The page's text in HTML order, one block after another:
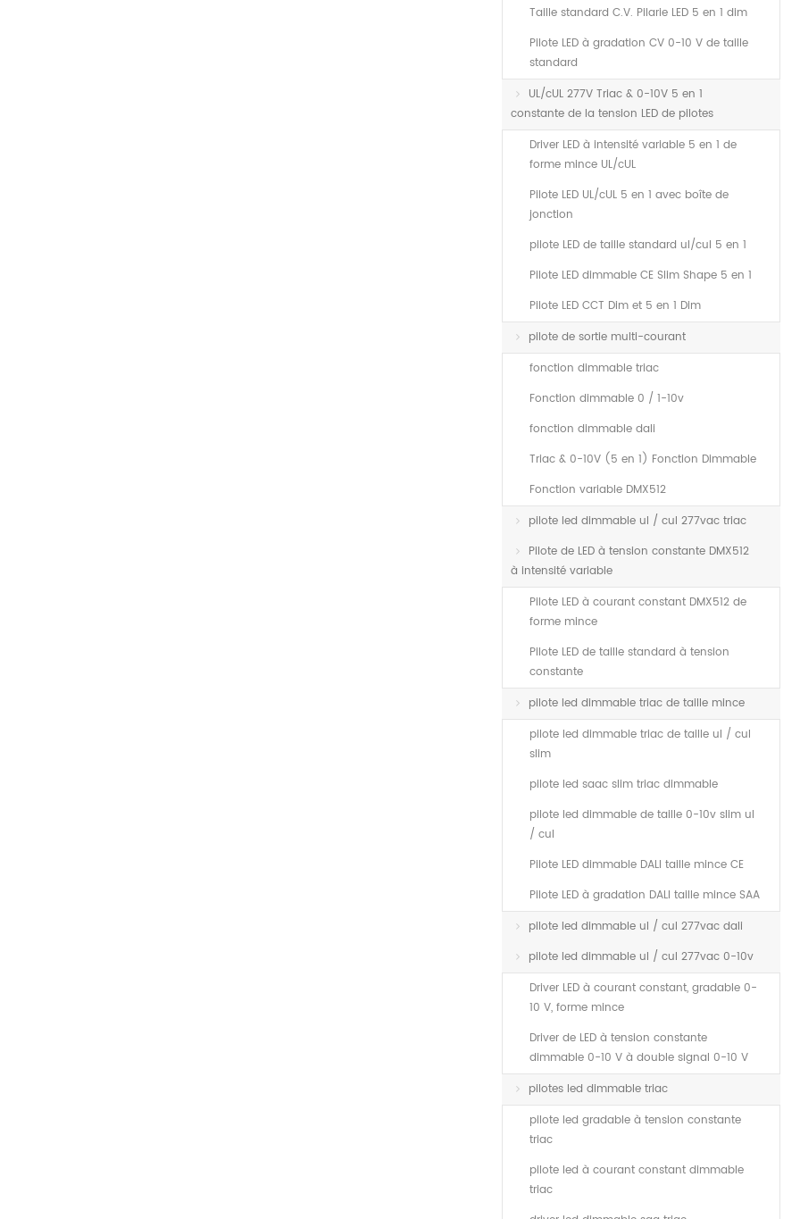
Taille standard C.V. Pilarie LED 5 en 1 dim
Pilote LED à gradation CV 0-10 V de taille
standard
UL/cUL 277V Triac & 0-10V 5 en 1
constante de la tension LED de pilotes
Driver LED à intensité variable 5 en 1 de
forme mince UL/cUL
Pilote LED UL/cUL 5 en 1 avec boîte de
jonction
pilote LED de taille standard ul/cul 5 en 1
Pilote LED dimmable CE Slim Shape 5 en 1
Pilote LED CCT Dim et 5 en 1 Dim
pilote de sortie multi-courant
fonction dimmable triac
Fonction dimmable 0 / 1-10v
fonction dimmable dali
Triac & 0-10V (5 en 1) Fonction Dimmable
Fonction variable DMX512
pilote led dimmable ul / cul 277vac triac
Pilote de LED à tension constante DMX512
à intensité variable
Pilote LED à courant constant DMX512 de
forme mince
Pilote LED de taille standard à tension
constante
pilote led dimmable triac de taille mince
pilote led dimmable triac de taille ul / cul
slim
pilote led saac slim triac dimmable
pilote led dimmable de taille 0-10v slim ul
/ cul
Pilote LED dimmable DALI taille mince CE
Pilote LED à gradation DALI taille mince SAA
pilote led dimmable ul / cul 277vac dali
pilote led dimmable ul / cul 277vac 0-10v
Driver LED à courant constant, gradable 0-
10 V, forme mince
Driver de LED à tension constante
dimmable 0-10 V à double signal 0-10 V
pilotes led dimmable triac
pilote led gradable à tension constante
triac
pilote led à courant constant dimmable
triac